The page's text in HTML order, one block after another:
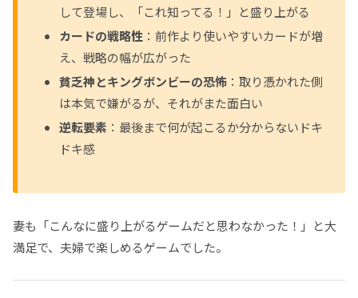
して登場し、「これ知ってる！」と盛り上がる
カードの戦略性：前作より使いやすいカードが増
え、戦略の幅が広がった
貧乏神とキングボンビーの恐怖：取り憑かれた側
は本気で嫌がるが、それがまた面白い
逆転要素 ：最後まで何が起こるか分からないドキ
ドキ感
妻も「こんなに盛り上がるゲームだと思わなかった！」と大
満足で、夫婦で楽しめるゲームでした。